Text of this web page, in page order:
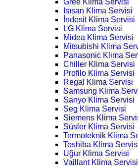
Isısan Klima Servisi
İndesit Klima Servisi
LG Klima Servisi
Midea Klima Servisi
Mitsubishi Klima
Panasonic Klima
Chiller Klima Servisi
Profilo Klima Servisi
Regal Klima Servisi
Samsung Klima
Sanyo Klima Servisi
Seg Klima Servisi
Siemens Klima
Süsler Klima Servisi
Termoteknik Klima
Toshiba Klima
Uğur Klima Servisi
Vaillant Klima Servisi